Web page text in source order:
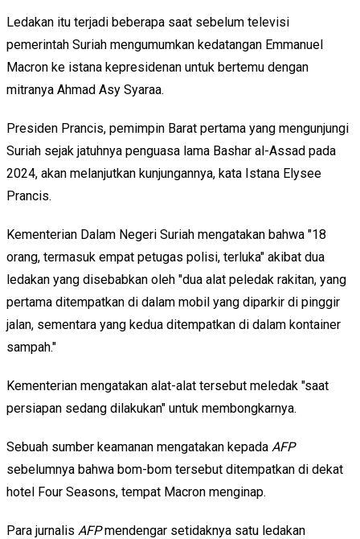
Ledakan itu terjadi beberapa saat sebelum televisi
pemerintah Suriah mengumumkan kedatangan Emmanuel
Macron ke istana kepresidenan untuk bertemu dengan
mitranya Ahmad Asy Syaraa.
Presiden Prancis, pemimpin Barat pertama yang mengunjungi
Suriah sejak jatuhnya penguasa lama Bashar al-Assad pada
2024, akan melanjutkan kunjungannya, kata Istana Elysee
Prancis.
Kementerian Dalam Negeri Suriah mengatakan bahwa "18
orang, termasuk empat petugas polisi, terluka" akibat dua
ledakan yang disebabkan oleh "dua alat peledak rakitan, yang
pertama ditempatkan di dalam mobil yang diparkir di pinggir
jalan, sementara yang kedua ditempatkan di dalam kontainer
sampah."
Kementerian mengatakan alat-alat tersebut meledak "saat
persiapan sedang dilakukan" untuk membongkarnya.
Sebuah sumber keamanan mengatakan kepada AFP
sebelumnya bahwa bom-bom tersebut ditempatkan di dekat
hotel Four Seasons, tempat Macron menginap.
Para jurnalis AFPmendengar setidaknya satu ledakan